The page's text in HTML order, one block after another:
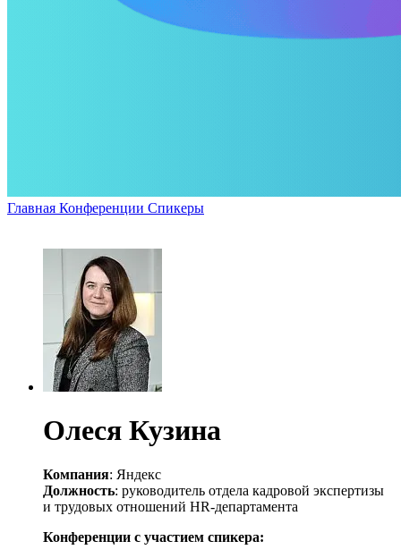
Главная Конференции Спикеры
Олеся Кузина
Компания: Яндекс
Должность: руководитель отдела кадровой экспертизы
и трудовых отношений HR-департамента
Конференции с участием спикера: